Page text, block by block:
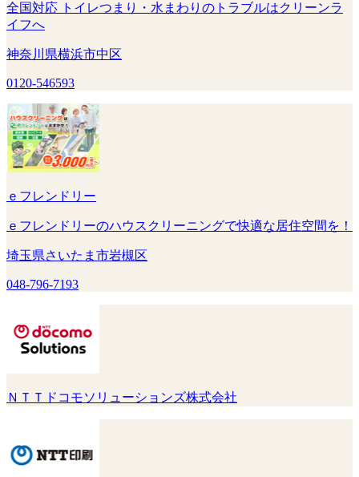
全国対応 トイレつまり・水まわりのトラブルはクリーンラ
イフへ
神奈川県横浜市中区
0120-546593
ｅフレンドリー
ｅフレンドリーのハウスクリーニングで快適な居住空間を！
埼玉県さいたま市岩槻区
048-796-7193
ＮＴＴドコモソリューションズ株式会社